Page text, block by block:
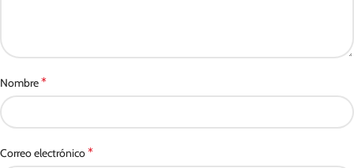
Nombre*
Correo electrónico*